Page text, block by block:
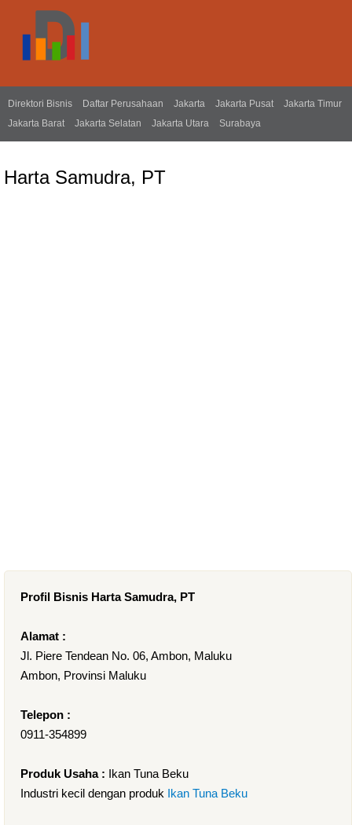
Direktori Bisnis Daftar Perusahaan Jakarta Jakarta Pusat
Jakarta Timur
Jakarta Barat
Jakarta Selatan Jakarta Utara Surabaya
Harta Samudra, PT
Profil Bisnis Harta Samudra, PT
Alamat :
Jl. Piere Tendean No. 06, Ambon, Maluku
Ambon, Provinsi Maluku
Telepon :
0911-354899
Produk Usaha : Ikan Tuna Beku
Industri kecil dengan produk Ikan Tuna Beku